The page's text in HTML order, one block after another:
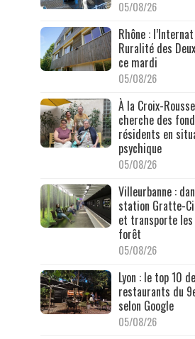
05/08/26
Rhône :
Ruralité des
ce mardi
05/08/26
À la Croix-
cherche des
résidents en
psychique
05/08/26
Villeurbanne :
station Gratte-
et transporte
forêt
05/08/26
Lyon : le top 10
restaurants du
selon Google
05/08/26